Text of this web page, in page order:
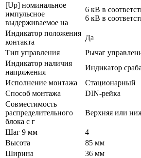
[Up] номинальное
импульсное
выдерживаемое на
6 кВ в
6 кВ в
Индикатор положения
контакта
Да
Тип управления
Рычаг
Индикатор наличия
напряжения
Индикатор
Исполнение монтажа
Стационарный
Способ монтажа
DIN-рейка
Совместимость
распределительного
блока с г
Верхняя или
Шаг 9 мм
4
Высота
85 мм
Ширина
36 мм